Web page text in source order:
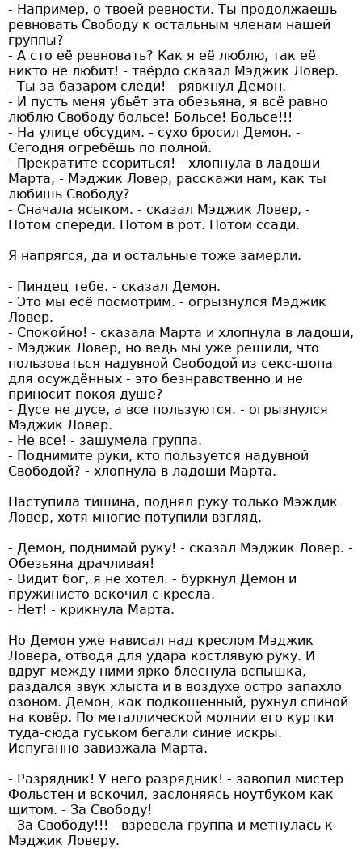
- Например, о твоей ревности. Ты продолжаешь
ревновать Свободу к остальным членам нашей
группы?
- А сто её ревновать? Как я её люблю, так её
никто не любит! - твёрдо сказал Мэджик Ловер.
- Ты за базаром следи! - рявкнул Демон.
- И пусть меня убьёт эта обезьяна, я всё равно
люблю Свободу больсе! Больсе! Больсе!!!
- На улице обсудим. - сухо бросил Демон. -
Сегодня огребёшь по полной.
- Прекратите ссориться! - хлопнула в ладоши
Марта, - Мэджик Ловер, расскажи нам, как ты
любишь Свободу?
- Сначала ясыком. - сказал Мэджик Ловер, -
Потом спереди. Потом в рот. Потом ссади.
Я напрягся, да и остальные тоже замерли.
- Пиндец тебе. - сказал Демон.
- Это мы есё посмотрим. - огрызнулся Мэджик
Ловер.
- Спокойно! - сказала Марта и хлопнула в ладоши,
- Мэджик Ловер, но ведь мы уже решили, что
пользоваться надувной Свободой из секс-шопа
для осуждённых - это безнравственно и не
приносит покоя душе?
- Дусе не дусе, а все пользуются. - огрызнулся
Мэджик Ловер.
- Не все! - зашумела группа.
- Поднимите руки, кто пользуется надувной
Свободой? - хлопнула в ладоши Марта.
Наступила тишина, поднял руку только Мэждик
Ловер, хотя многие потупили взгляд.
- Демон, поднимай руку! - сказал Мэджик Ловер. -
Обезьяна драчливая!
- Видит бог, я не хотел. - буркнул Демон и
пружинисто вскочил с кресла.
- Нет! - крикнула Марта.
Но Демон уже нависал над креслом Мэджик
Ловера, отводя для удара костлявую руку. И
вдруг между ними ярко блеснула вспышка,
раздался звук хлыста и в воздухе остро запахло
озоном. Демон, как подкошенный, рухнул спиной
на ковёр. По металлической молнии его куртки
туда-сюда гуськом бегали синие искры.
Испуганно завизжала Марта.
- Разрядник! У него разрядник! - завопил мистер
Фольстен и вскочил, заслоняясь ноутбуком как
щитом. - За Свободу!
- За Свободу!!! - взревела группа и метнулась к
Мэджик Ловеру.